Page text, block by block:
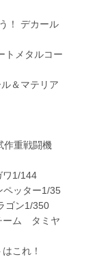
！ デカール
トメタルコー
＆マテリア
作重戦闘機
1/144
ッター1/35
ゴン1/350
ーム タミヤ
これ！